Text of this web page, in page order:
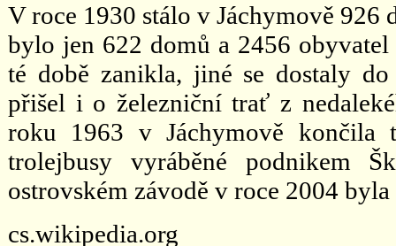
V roce 1930 stálo v Jáchymově
bylo jen 622 domů a 2456
té době zanikla, jiné se dostaly
přišel i o železniční trať z
roku 1963 v Jáchymově končila
trolejbusy vyráběné podnikem
ostrovském závodě v roce 2004
cs.wikipedia.org